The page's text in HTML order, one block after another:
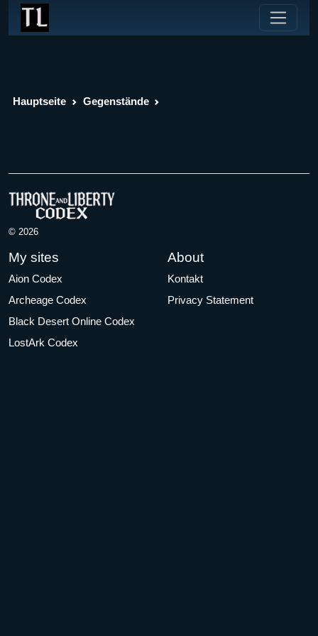
Hauptseite Gegenstände
© 2026
My sites
Aion Codex
Archeage Codex
Black Desert Online Codex
LostArk Codex
About
Kontakt
Privacy Statement